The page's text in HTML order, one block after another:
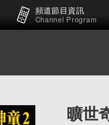
頻道節目資訊
Channel Program
曠世